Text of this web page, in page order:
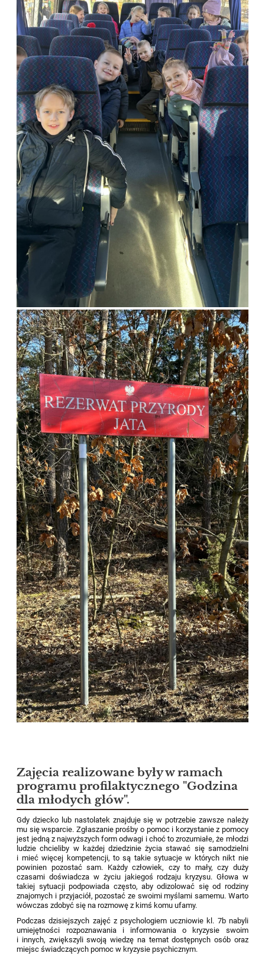
Zajęcia realizowane były w ramach
programu profilaktycznego "Godzina
dla młodych głów".
Gdy dziecko lub nastolatek znajduje się w potrzebie zawsze należy
mu się wsparcie. Zgłaszanie prośby o pomoc i korzystanie z pomocy
jest jedną z najwyższych form odwagi i choć to zrozumiałe, że młodzi
ludzie chcieliby w każdej dziedzinie życia stawać się samodzielni
i mieć więcej kompetencji, to są takie sytuacje w których nikt nie
powinien pozostać sam. Każdy człowiek, czy to mały, czy duży
czasami doświadcza w życiu jakiegoś rodzaju kryzysu. Głowa w
takiej sytuacji podpowiada często, aby odizolować się od rodziny
znajomych i przyjaciół, pozostać ze swoimi myślami samemu. Warto
wówczas zdobyć się na rozmowę z kimś komu ufamy.
Podczas dzisiejszych zajęć z psychologiem uczniowie kl. 7b nabyli
umiejętności rozpoznawania i informowania o kryzysie swoim
i innych, zwiększyli swoją wiedzę na temat dostępnych osób oraz
miejsc świadczących pomoc w kryzysie psychicznym.